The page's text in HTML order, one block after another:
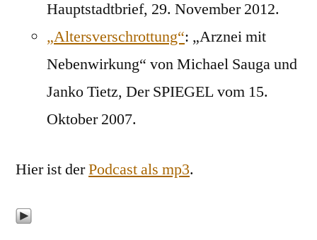
Hauptstadtbrief, 29. November 2012.
„Altersverschrottung“: „Arznei mit
Nebenwirkung“ von Michael Sauga und
Janko Tietz, Der SPIEGEL vom 15.
Oktober 2007.
Hier ist derPodcast als mp3.